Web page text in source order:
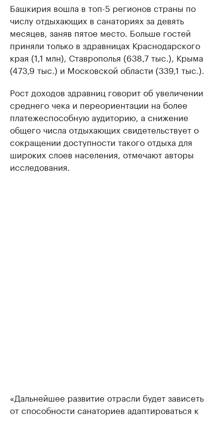
Башкирия вошла в топ-5 регионов страны по
числу отдыхающих в санаториях за девять
месяцев, заняв пятое место. Больше гостей
приняли только в здравницах Краснодарского
края (1,1 млн), Ставрополья (638,7 тыс.), Крыма
(473,9 тыс.) и Московской области (339,1 тыс.).
Рост доходов здравниц говорит об увеличении
среднего чека и переориентации на более
платежеспособную аудиторию, а снижение
общего числа отдыхающих свидетельствует о
сокращении доступности такого отдыха для
широких слоев населения, отмечают авторы
исследования.
«Дальнейшее развитие отрасли будет зависеть
от способности санаториев адаптироваться к